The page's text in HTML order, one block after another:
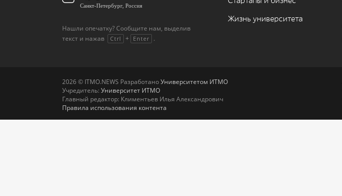
Санкт-Петербург, Россия
Нашли опечатку? Сообщите нам, выделив
текст и нажав
Ctrl + Enter .
Жизнь университета
2026 © ITMO.NEWS РазработаноУниверситетом ИТМО
Учредитель: Университет ИТМО
Главный редактор: Климентьев Илья Александрович
Правила использования контента